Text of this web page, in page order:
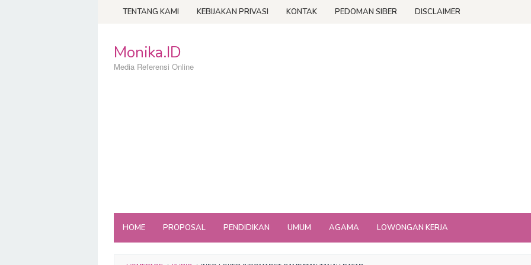
TENTANG KAMI KEBIJAKAN PRIVASI KONTAK PEDOMAN SIBER DISCLAIMER
Monika.ID
Media Referensi Online
HOME PROPOSAL PENDIDIKAN UMUM AGAMA LOWONGAN KERJA